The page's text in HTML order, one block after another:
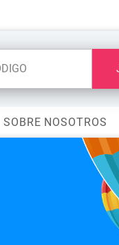
SOBRE NOSOTROS